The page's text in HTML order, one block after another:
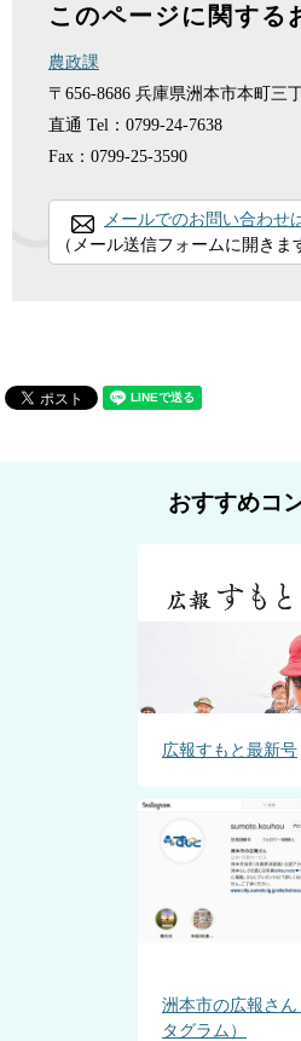
このページに関する
農政課
〒656-8686 兵庫県洲本市本町三
直通 Tel：0799-24-7638
Fax：0799-25-3590
メールでのお問い合わせ
（メール送信フォームに開きま
おすすめコ
広報すもと最新号
洲本市の広報さん
タグラム）